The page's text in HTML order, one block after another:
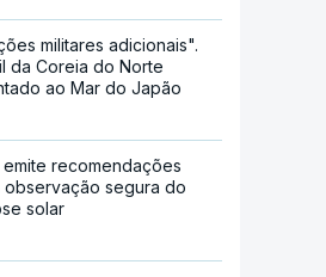
militares adicionais".
da Coreia do Norte
ao Mar do Japão
emite recomendações
observação segura do
solar